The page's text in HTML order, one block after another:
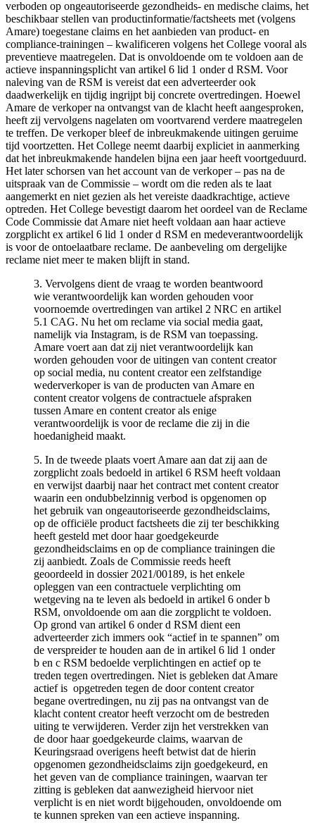
verboden op ongeautoriseerde gezondheids- en medische claims, het
beschikbaar stellen van productinformatie/factsheets met (volgens
Amare) toegestane claims en het aanbieden van product- en
compliance-trainingen – kwalificeren volgens het College vooral als
preventieve maatregelen. Dat is onvoldoende om te voldoen aan de
actieve inspanningsplicht van artikel 6 lid 1 onder d RSM. Voor
naleving van de RSM is vereist dat een adverteerder ook
daadwerkelijk en tijdig ingrijpt bij concrete overtredingen. Hoewel
Amare de verkoper na ontvangst van de klacht heeft aangesproken,
heeft zij vervolgens nagelaten om voortvarend verdere maatregelen
te treffen. De verkoper bleef de inbreukmakende uitingen geruime
tijd voortzetten. Het College neemt daarbij expliciet in aanmerking
dat het inbreukmakende handelen bijna een jaar heeft voortgeduurd.
Het later schorsen van het account van de verkoper – pas na de
uitspraak van de Commissie – wordt om die reden als te laat
aangemerkt en niet gezien als het vereiste daadkrachtige, actieve
optreden. Het College bevestigt daarom het oordeel van de Reclame
Code Commissie dat Amare niet heeft voldaan aan haar actieve
zorgplicht ex artikel 6 lid 1 onder d RSM en medeverantwoordelijk
is voor de ontoelaatbare reclame. De aanbeveling om dergelijke
reclame niet meer te maken blijft in stand.
3. Vervolgens dient de vraag te worden beantwoord
wie verantwoordelijk kan worden gehouden voor
voornoemde overtredingen van artikel 2 NRC en artikel
5.1 CAG. Nu het om reclame via social media gaat,
namelijk via Instagram, is de RSM van toepassing.
Amare voert aan dat zij niet verantwoordelijk kan
worden gehouden voor de uitingen van content creator
op social media, nu content creator een zelfstandige
wederverkoper is van de producten van Amare en
content creator volgens de contractuele afspraken
tussen Amare en content creator als enige
verantwoordelijk is voor de reclame die zij in die
hoedanigheid maakt.
5. In de tweede plaats voert Amare aan dat zij aan de
zorgplicht zoals bedoeld in artikel 6 RSM heeft voldaan
en verwijst daarbij naar het contract met content creator
waarin een ondubbelzinnig verbod is opgenomen op
het gebruik van ongeautoriseerde gezondheidsclaims,
op de officiële product factsheets die zij ter beschikking
heeft gesteld met door haar goedgekeurde
gezondheidsclaims en op de compliance trainingen die
zij aanbiedt. Zoals de Commissie reeds heeft
geoordeeld in dossier 2021/00189, is het enkele
opleggen van een contractuele verplichting om
wetgeving na te leven als bedoeld in artikel 6 onder b
RSM, onvoldoende om aan die zorgplicht te voldoen.
Op grond van artikel 6 onder d RSM dient een
adverteerder zich immers ook “actief in te spannen” om
de verspreider te houden aan de in artikel 6 lid 1 onder
b en c RSM bedoelde verplichtingen en actief op te
treden tegen overtredingen. Niet is gebleken dat Amare
actief is opgetreden tegen de door content creator
begane overtredingen, nu zij pas na ontvangst van de
klacht content creator heeft verzocht om de bestreden
uiting te verwijderen. Verder zijn het verstrekken van
de door haar goedgekeurde claims, waarvan de
Keuringsraad overigens heeft betwist dat de hierin
opgenomen gezondheidsclaims zijn goedgekeurd, en
het geven van de compliance trainingen, waarvan ter
zitting is gebleken dat aanwezigheid hiervoor niet
verplicht is en niet wordt bijgehouden, onvoldoende om
te kunnen spreken van een actieve inspanning.